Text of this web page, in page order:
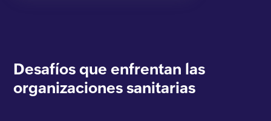
Desafíos que enfrentan las
organizaciones sanitarias